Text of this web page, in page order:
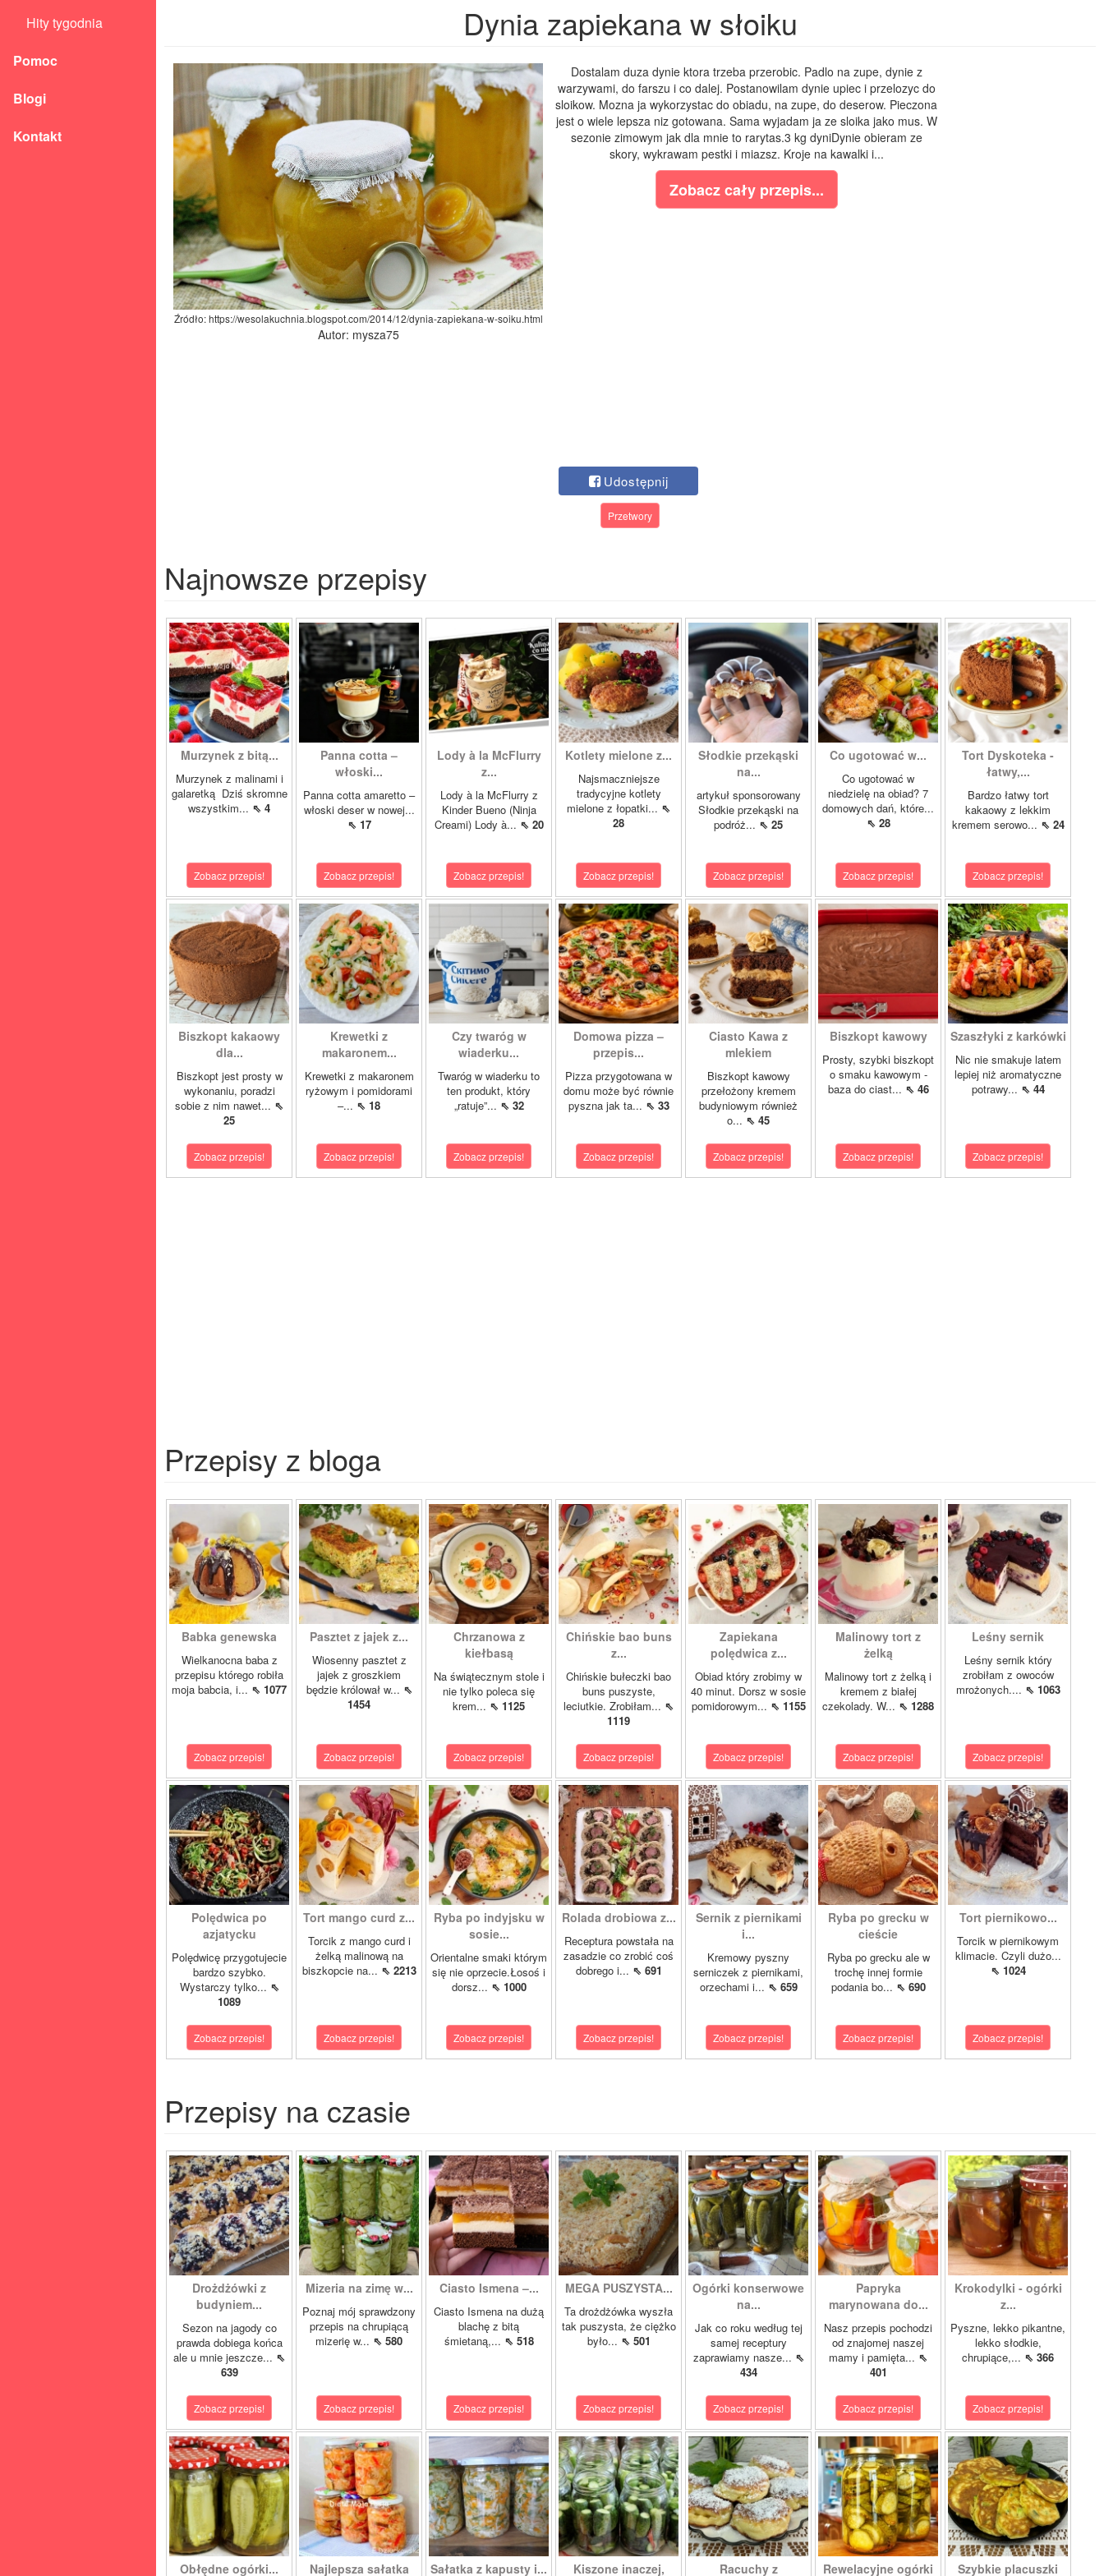
Hity tygodnia
Pomoc
Blogi
Kontakt
Dynia zapiekana w słoiku
Źródło: https://wesolakuchnia.blogspot.com/2014/12/dynia-zapiekana-w-soiku.html
Autor: mysza75
Dostalam duza dynie ktora trzeba przerobic. Padlo na zupe, dynie z
warzywami, do farszu i co dalej. Postanowilam dynie upiec i przelozyc do
sloikow. Mozna ja wykorzystac do obiadu, na zupe, do deserow. Pieczona
jest o wiele lepsza niz gotowana. Sama wyjadam ja ze sloika jako mus. W
sezonie zimowym jak dla mnie to rarytas.3 kg dyniDynie obieram ze
skory, wykrawam pestki i miazsz. Kroje na kawalki i...
Zobacz cały przepis...
Udostępnij
Przetwory
Najnowsze przepisy
Murzynek z bitą...
Murzynek z malinami i
galaretką Dziś skromne
wszystkim... ⇖ 4
Zobacz przepis!
Panna cotta –
włoski...
Panna cotta amaretto –
włoski deser w nowej...
⇖ 17
Zobacz przepis!
Lody à la McFlurry
z...
Lody à la McFlurry z
Kinder Bueno (Ninja
Creami) Lody à... ⇖ 20
Zobacz przepis!
Kotlety mielone z...
Najsmaczniejsze
tradycyjne kotlety
mielone z łopatki... ⇖
28
Zobacz przepis!
Słodkie przekąski
na...
artykuł sponsorowany
Słodkie przekąski na
podróż... ⇖ 25
Zobacz przepis!
Co ugotować w...
Co ugotować w
niedzielę na obiad? 7
domowych dań, które...
⇖ 28
Zobacz przepis!
Tort Dyskoteka -
łatwy,...
Bardzo łatwy tort
kakaowy z lekkim
kremem serowo... ⇖ 24
Zobacz przepis!
Biszkopt kakaowy
dla...
Biszkopt jest prosty w
wykonaniu, poradzi
sobie z nim nawet... ⇖
25
Zobacz przepis!
Krewetki z
makaronem...
Krewetki z makaronem
ryżowym i pomidorami
–... ⇖ 18
Zobacz przepis!
Czy twaróg w
wiaderku...
Twaróg w wiaderku to
ten produkt, który
„ratuje”... ⇖ 32
Zobacz przepis!
Domowa pizza –
przepis...
Pizza przygotowana w
domu może być równie
pyszna jak ta... ⇖ 33
Zobacz przepis!
Ciasto Kawa z
mlekiem
Biszkopt kawowy
przełożony kremem
budyniowym również
o... ⇖ 45
Zobacz przepis!
Biszkopt kawowy
Prosty, szybki biszkopt
o smaku kawowym -
baza do ciast... ⇖ 46
Zobacz przepis!
Szaszłyki z karkówki
Nic nie smakuje latem
lepiej niż aromatyczne
potrawy... ⇖ 44
Zobacz przepis!
Przepisy z bloga
Babka genewska
Wielkanocna baba z
przepisu którego robiła
moja babcia, i... ⇖ 1077
Zobacz przepis!
Pasztet z jajek z...
Wiosenny pasztet z
jajek z groszkiem
będzie królował w... ⇖
1454
Zobacz przepis!
Chrzanowa z
kiełbasą
Na świątecznym stole i
nie tylko poleca się
krem... ⇖ 1125
Zobacz przepis!
Chińskie bao buns
z...
Chińskie bułeczki bao
buns puszyste,
leciutkie. Zrobiłam... ⇖
1119
Zobacz przepis!
Zapiekana
polędwica z...
Obiad który zrobimy w
40 minut. Dorsz w sosie
pomidorowym... ⇖ 1155
Zobacz przepis!
Malinowy tort z
żelką
Malinowy tort z żelką i
kremem z białej
czekolady. W... ⇖ 1288
Zobacz przepis!
Leśny sernik
Leśny sernik który
zrobiłam z owoców
mrożonych.... ⇖ 1063
Zobacz przepis!
Polędwica po
azjatycku
Polędwicę przygotujecie
bardzo szybko.
Wystarczy tylko... ⇖
1089
Zobacz przepis!
Tort mango curd z...
Torcik z mango curd i
żelką malinową na
biszkopcie na... ⇖ 2213
Zobacz przepis!
Ryba po indyjsku w
sosie...
Orientalne smaki którym
się nie oprzecie.Łosoś i
dorsz... ⇖ 1000
Zobacz przepis!
Rolada drobiowa z...
Receptura powstała na
zasadzie co zrobić coś
dobrego i... ⇖ 691
Zobacz przepis!
Sernik z piernikami
i...
Kremowy pyszny
serniczek z piernikami,
orzechami i... ⇖ 659
Zobacz przepis!
Ryba po grecku w
cieście
Ryba po grecku ale w
trochę innej formie
podania bo... ⇖ 690
Zobacz przepis!
Tort piernikowo...
Torcik w piernikowym
klimacie. Czyli dużo...
⇖ 1024
Zobacz przepis!
Przepisy na czasie
Drożdżówki z
budyniem...
Sezon na jagody co
prawda dobiega końca
ale u mnie jeszcze... ⇖
639
Zobacz przepis!
Mizeria na zimę w...
Poznaj mój sprawdzony
przepis na chrupiącą
mizerię w... ⇖ 580
Zobacz przepis!
Ciasto Ismena –...
Ciasto Ismena na dużą
blachę z bitą
śmietaną,... ⇖ 518
Zobacz przepis!
MEGA PUSZYSTA...
Ta drożdżówka wyszła
tak puszysta, że ciężko
było... ⇖ 501
Zobacz przepis!
Ogórki konserwowe
na...
Jak co roku według tej
samej receptury
zaprawiamy nasze... ⇖
434
Zobacz przepis!
Papryka
marynowana do...
Nasz przepis pochodzi
od znajomej naszej
mamy i pamięta... ⇖
401
Zobacz przepis!
Krokodylki - ogórki
z...
Pyszne, lekko pikantne,
lekko słodkie,
chrupiące,... ⇖ 366
Zobacz przepis!
Obłędne ogórki... Najlepsza sałatka Sałatka z kapusty i... Kiszone inaczej, Racuchy z Rewelacyjne ogórki Szybkie placuszki